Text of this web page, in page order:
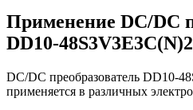
Применение DC/DC
DD10-48S3V3E3C(N)2
DC/DC преобразователь DD10-
применяется в различных